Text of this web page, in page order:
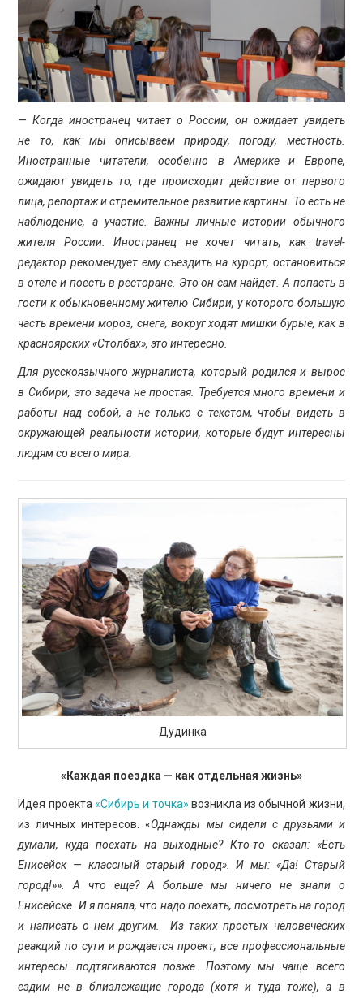
— Когда иностранец читает о России, он ожидает увидеть
не то, как мы описываем природу, погоду, местность.
Иностранные читатели, особенно в Америке и Европе,
ожидают увидеть то, где происходит действие от первого
лица, репортаж и стремительное развитие картины. То есть не
наблюдение, а участие. Важны личные истории обычного
жителя России. Иностранец не хочет читать, как travel-
редактор рекомендует ему съездить на курорт, остановиться
в отеле и поесть в ресторане. Это он сам найдет. А попасть в
гости к обыкновенному жителю Сибири, у которого большую
часть времени мороз, снега, вокруг ходят мишки бурые, как в
красноярских «Столбах», это интересно.
Для русскоязычного журналиста, который родился и вырос
в Сибири, это задача не простая. Требуется много времени и
работы над собой, а не только с текстом, чтобы видеть в
окружающей реальности истории, которые будут интересны
людям со всего мира.
Дудинка
«Каждая поездка — как отдельная жизнь»
Идея проекта«Сибирь и точка» возникла из обычной жизни,
из личных интересов. «Однажды мы сидели с друзьями и
думали, куда поехать на выходные? Кто-то сказал: «Есть
Енисейск — классный старый город». И мы: «Да! Старый
город!»». А что еще? А больше мы ничего не знали о
Енисейске. И я поняла, что надо поехать, посмотреть на город
и написать о нем другим. Из таких простых человеческих
реакций по сути и рождается проект, все профессиональные
интересы подтягиваются позже. Поэтому мы чаще всего
ездим не в близлежащие города (хотя и туда тоже), а в